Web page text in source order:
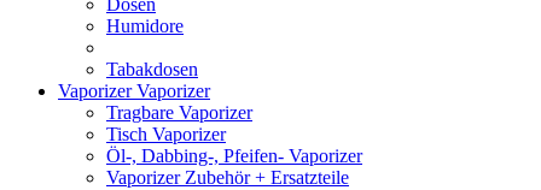
Dosen
Humidore
Tabakdosen
VaporizerVaporizer
Tragbare Vaporizer
Tisch Vaporizer
Öl-, Dabbing-, Pfeifen- Vaporizer
Vaporizer Zubehör + Ersatzteile